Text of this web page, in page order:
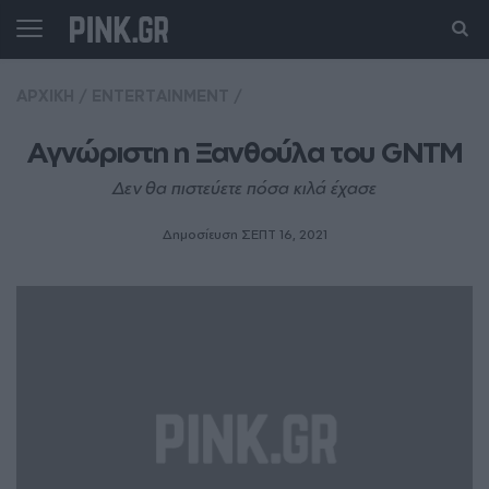
Αγνώριστη η Ξανθούλα του GNTM
Δεν θα πιστεύετε πόσα κιλά έχασε
Δημοσίευση ΣΕΠΤ 16, 2021